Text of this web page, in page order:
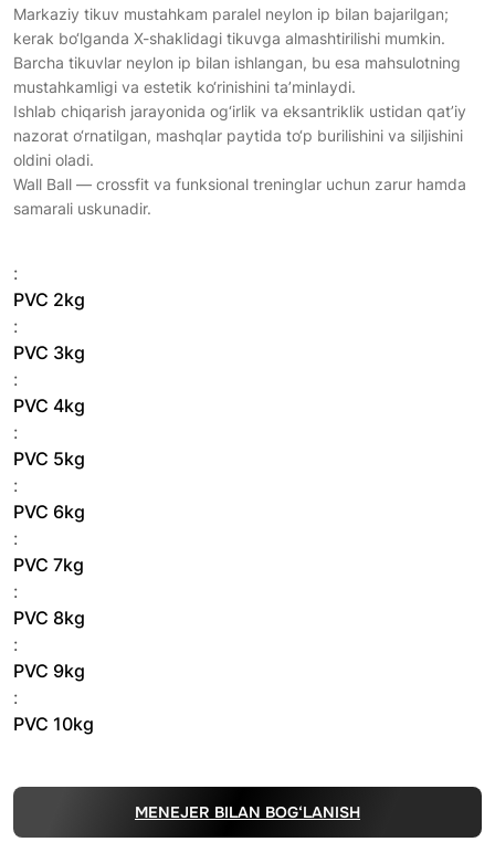
Markaziy tikuv mustahkam paralel neylon ip bilan bajarilgan;
kerak bo‘lganda X-shaklidagi tikuvga almashtirilishi mumkin.
Barcha tikuvlar neylon ip bilan ishlangan, bu esa mahsulotning
mustahkamligi va estetik ko‘rinishini ta’minlaydi.
Ishlab chiqarish jarayonida og‘irlik va eksantriklik ustidan qat’iy
nazorat o‘rnatilgan, mashqlar paytida to‘p burilishini va siljishini
oldini oladi.
Wall Ball — crossfit va funksional treninglar uchun zarur hamda
samarali uskunadir.
:
PVC 2kg
:
PVC 3kg
:
PVC 4kg
:
PVC 5kg
:
PVC 6kg
:
PVC 7kg
:
PVC 8kg
:
PVC 9kg
:
PVC 10kg
MENEJER BILAN BOG‘LANISH